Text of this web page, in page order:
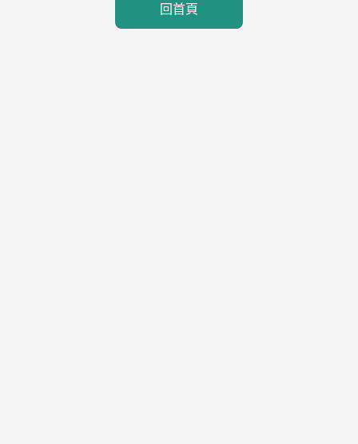
回首頁